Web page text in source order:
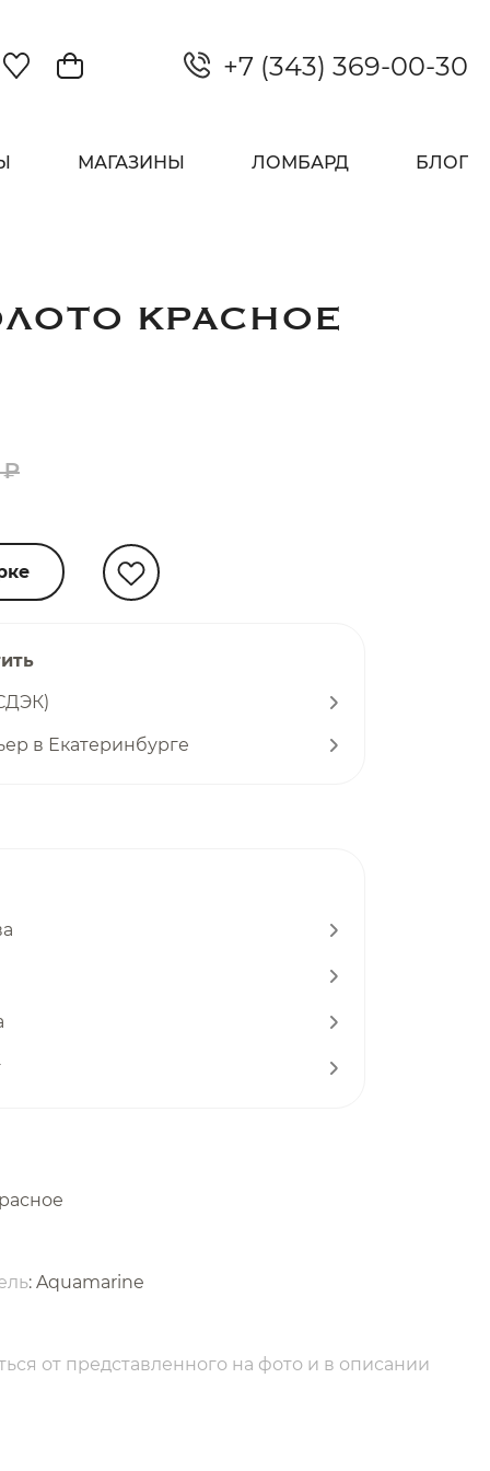
+7 (343) 369-00-30
МАГАЗИНЫ ЛОМБАРД БЛОГ
КРАСНОЕ
₽
в Екатеринбурге
: Aquamarine
от представленного на фото и в описании